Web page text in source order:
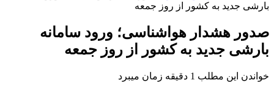
بارشی جدید به کشور از روز جمعه
صدور هشدار هواشناسی؛ ورود سامانه
بارشی جدید به کشور از روز جمعه
خواندن این مطلب 1 دقیقه زمان میبرد